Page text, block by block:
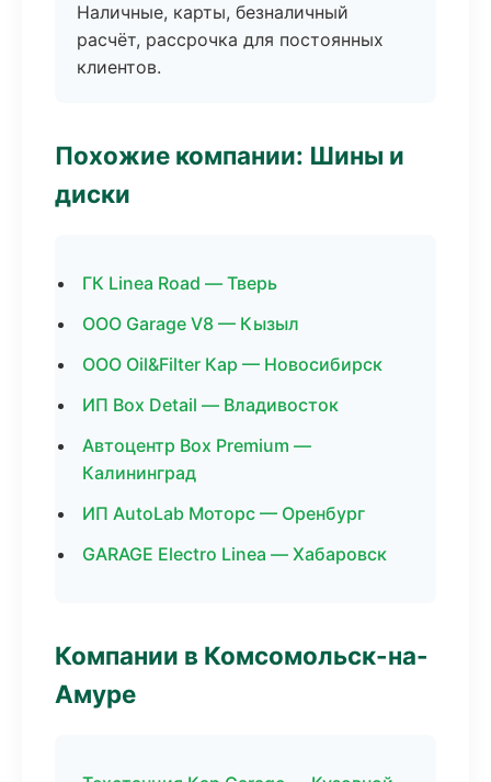
Наличные, карты, безналичный
расчёт, рассрочка для постоянных
клиентов.
Похожие компании: Шины и
диски
ГК Linea Road — Тверь
ООО Garage V8 — Кызыл
ООО Oil&Filter Кар — Новосибирск
ИП Box Detail — Владивосток
Автоцентр Box Premium —
Калининград
ИП AutoLab Моторс — Оренбург
GARAGE Electro Linea — Хабаровск
Компании в Комсомольск-на-
Амуре